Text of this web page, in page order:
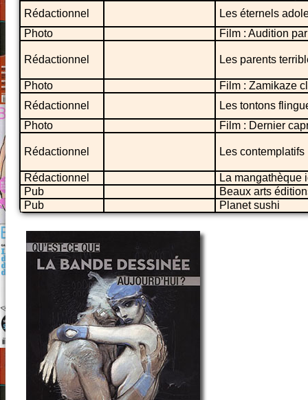
Rédactionnel
Les éternels
Photo
Film : Audition
Rédactionnel Les parents
Photo
Film : Zamikaze
Rédactionnel
Les tontons
Photo
Film : Dernier
Rédactionnel Les
Rédactionnel
La mangathèque
Pub
Beaux arts
Pub
Planet sushi